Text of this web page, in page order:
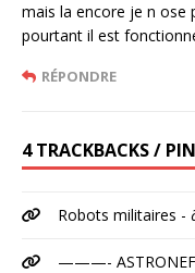
mais la encore je n ose
pourtant il est
RÉPONDRE
4 TRACKBACKS /
Robots militaires -
———-